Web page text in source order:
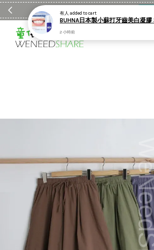
滿$1990送日亞麻棉簡約餐墊
您的購物車目前還是
有人 added to cart
BUHNA日本製小蘇打牙齒美白凝膠
2 小時前